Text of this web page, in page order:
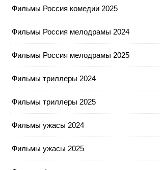
Фильмы Россия комедии 2025
Фильмы Россия мелодрамы 2024
Фильмы Россия мелодрамы 2025
Фильмы триллеры 2024
Фильмы триллеры 2025
Фильмы ужасы 2024
Фильмы ужасы 2025